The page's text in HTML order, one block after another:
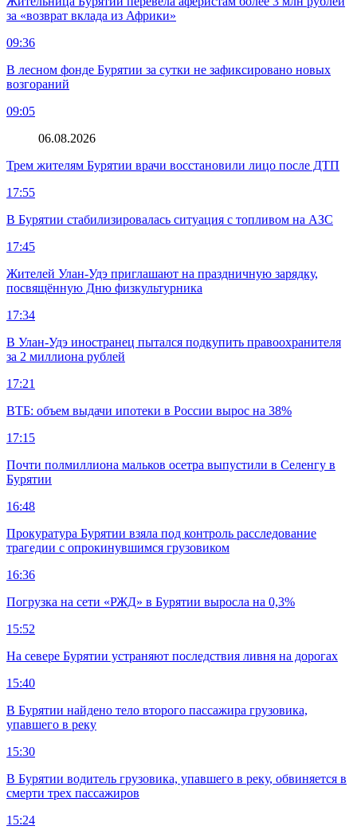
за «возврат вклада из Африки»
09:36
В лесном фонде Бурятии за сутки не зафиксировано новых
возгораний
09:05
06.08.2026
Трем жителям Бурятии врачи восстановили лицо после ДТП
17:55
В Бурятии стабилизировалась ситуация с топливом на АЗС
17:45
Жителей Улан-Удэ приглашают на праздничную зарядку,
посвящённую Дню физкультурника
17:34
В Улан-Удэ иностранец пытался подкупить правоохранителя
за 2 миллиона рублей
17:21
ВТБ: объем выдачи ипотеки в России вырос на 38%
17:15
Почти полмиллиона мальков осетра выпустили в Селенгу в
Бурятии
16:48
Прокуратура Бурятии взяла под контроль расследование
трагедии с опрокинувшимся грузовиком
16:36
Погрузка на сети «РЖД» в Бурятии выросла на 0,3%
15:52
На севере Бурятии устраняют последствия ливня на дорогах
15:40
В Бурятии найдено тело второго пассажира грузовика,
упавшего в реку
15:30
В Бурятии водитель грузовика, упавшего в реку, обвиняется в
смерти трех пассажиров
15:24